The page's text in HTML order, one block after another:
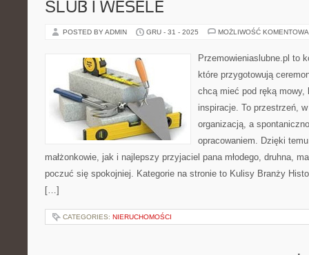
ŚLUB I WESELE
POSTED BY ADMIN GRU - 31 - 2025 MOŻLIWOŚĆ
Przemowieniaslubne.pl to
które przygotowują
chcą mieć pod ręką mowy,
inspiracje. To przestrzeń,
organizacją, a
opracowaniem. Dzięki
małżonkowie, jak i najlepszy przyjaciel pana młodego, druhna,
poczuć się spokojniej. Kategorie na stronie to Kulisy Branży
[…]
CATEGORIES: NIERUCHOMOŚCI